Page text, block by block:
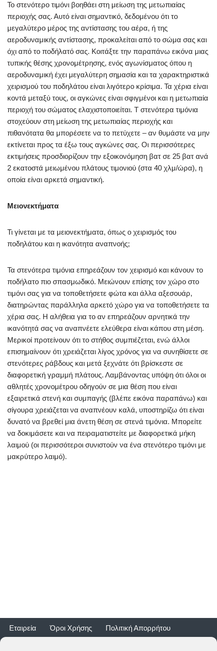
Το στενότερο τιμόνι βοηθάει στη μείωση της μετωπιαίας
περιοχής σας. Αυτό είναι σημαντικό, δεδομένου ότι το
μεγαλύτερο μέρος της αντίστασης του αέρα, ή της
αεροδυναμικής αντίστασης, προκαλείται από το σώμα σας και
όχι από το ποδήλατό σας. Κοιτάξτε την παραπάνω εικόνα μιας
τυπικής θέσης χρονομέτρησης, ενός αγωνίσματος όπου η
αεροδυναμική έχει μεγαλύτερη σημασία και τα χαρακτηριστικά
χειρισμού του ποδηλάτου είναι λιγότερο κρίσιμα. Τα χέρια είναι
κοντά μεταξύ τους, οι αγκώνες είναι σφιγμένοι και η μετωπιαία
περιοχή του σώματος ελαχιστοποιείται. Τ στενότερα τιμόνια
στοχεύουν στη μείωση της μετωπιαίας περιοχής και
πιθανότατα θα μπορέσετε να το πετύχετε – αν θυμάστε να μην
εκτίνεται προς τα έξω τους αγκώνες σας. Οι περισσότερες
εκτιμήσεις προσδιορίζουν την εξοικονόμηση βατ σε 25 βατ ανά
2 εκατοστά μειωμένου πλάτους τιμονιού (στα 40 χλμ/ώρα), η
οποία είναι αρκετά σημαντική.
Μειονεκτήματα
Τι γίνεται με τα μειονεκτήματα, όπως ο χειρισμός του
ποδηλάτου και η ικανότητα αναπνοής;
Τα στενότερα τιμόνια επηρεάζουν τον χειρισμό και κάνουν το
ποδήλατο πιο σπασμωδικό. Μειώνουν επίσης τον χώρο στο
τιμόνι σας για να τοποθετήσετε φώτα και άλλα αξεσουάρ,
διατηρώντας παράλληλα αρκετό χώρο για να τοποθετήσετε τα
χέρια σας. Η αλήθεια για το αν επηρεάζουν αρνητικά την
ικανότητά σας να αναπνέετε ελεύθερα είναι κάπου στη μέση.
Μερικοί προτείνουν ότι το στήθος συμπιέζεται, ενώ άλλοι
επισημαίνουν ότι χρειάζεται λίγος χρόνος για να συνηθίσετε σε
στενότερες ράβδους και μετά ξεχνάτε ότι βρίσκεστε σε
διαφορετική γραμμή πλάτους. Λαμβάνοντας υπόψη ότι όλοι οι
αθλητές χρονομέτρου οδηγούν σε μια θέση που είναι
εξαιρετικά στενή και συμπαγής (βλέπε εικόνα παραπάνω) και
σίγουρα χρειάζεται να αναπνέουν καλά, υποστηρίζω ότι είναι
δυνατό να βρεθεί μια άνετη θέση σε στενά τιμόνια. Μπορείτε
να δοκιμάσετε και να πειραματιστείτε με διαφορετικά μήκη
λαιμού (οι περισσότεροι συνιστούν να ένα στενότερο τιμόνι με
μακρύτερο λαιμό).
Εταιρεία Όροι Χρήσης
Πολιτική Απορρήτου